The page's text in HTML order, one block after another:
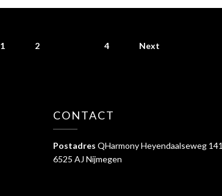
1 2 4 Next
CONTACT
Postadres QHarmony Heyendaalseweg 141
6525 AJ Nijmegen